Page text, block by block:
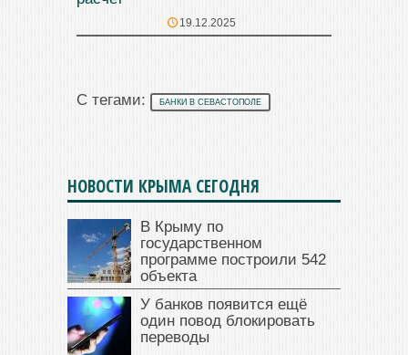
19.12.2025
С тегами: БАНКИ В СЕВАСТОПОЛЕ
НОВОСТИ КРЫМА СЕГОДНЯ
В Крыму по
государственном
программе построили 542
объекта
У банков появится ещё
один повод блокировать
переводы